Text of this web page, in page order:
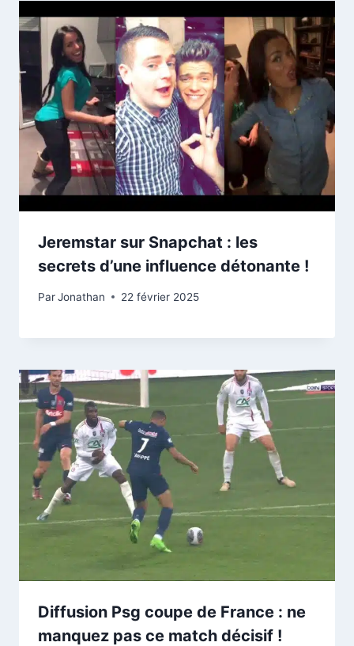
Jeremstar sur Snapchat : les
secrets d’une influence détonante !
ParJonathan 22 février 2025
Diffusion Psg coupe de France : ne
manquez pas ce match décisif !